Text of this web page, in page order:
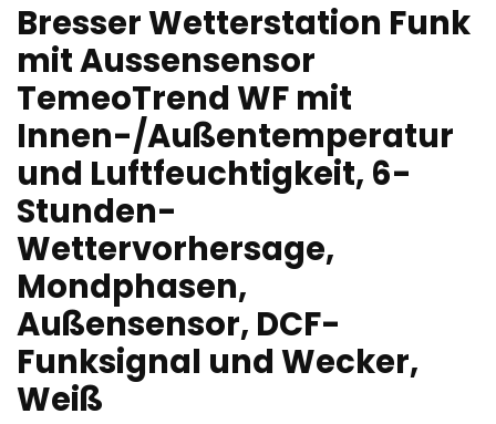
Bresser Wetterstation Funk
mit Aussensensor
TemeoTrend WF mit
Innen-/Außentemperatur
und Luftfeuchtigkeit, 6-
Stunden-
Wettervorhersage,
Mondphasen,
Außensensor, DCF-
Funksignal und Wecker,
Weiß